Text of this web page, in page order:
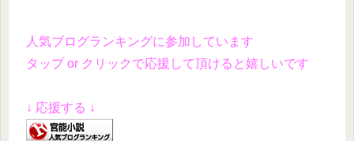
人気ブログランキングに参加しています
タップ or クリックで応援して頂けると嬉しいです
↓ 応援する ↓